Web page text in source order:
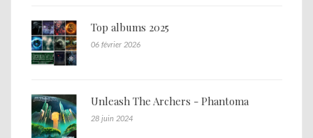
Top albums 2025
06 février 2026
Unleash The Archers - Phantoma
28 juin 2024